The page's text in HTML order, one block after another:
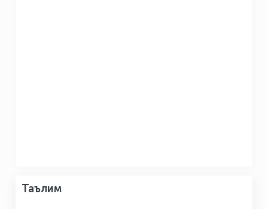
Таълим